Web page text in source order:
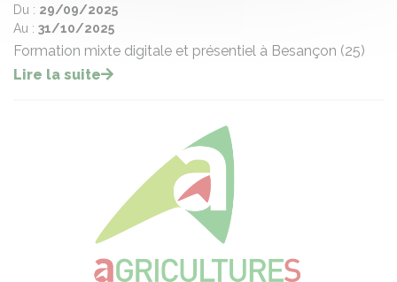
Du : 29/09/2025
Au : 31/10/2025
Formation mixte digitale et présentiel à Besançon (25)
Lire la suite